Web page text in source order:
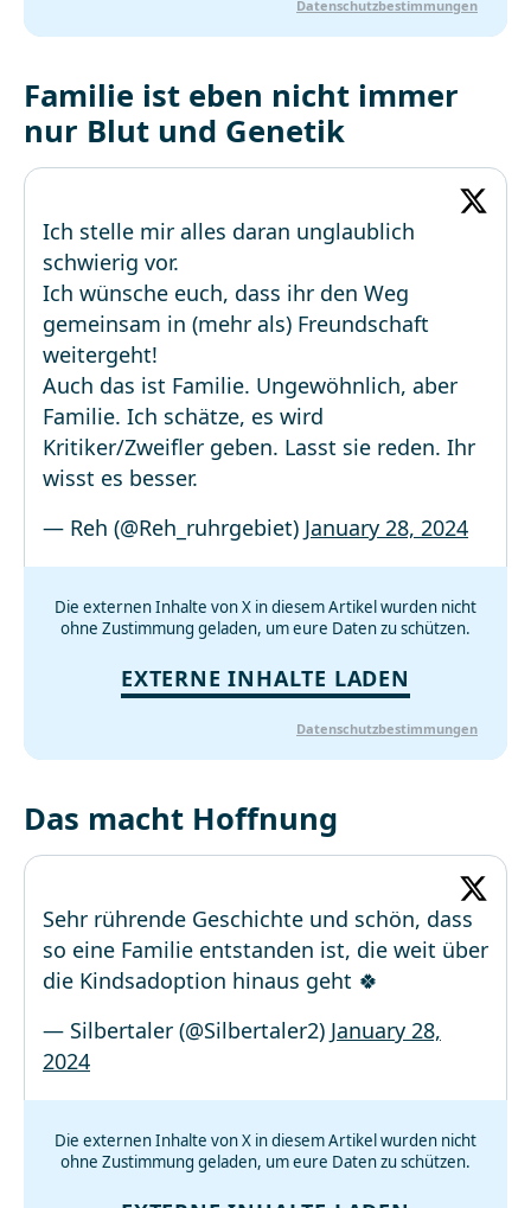
Datenschutzbestimmungen
Familie ist eben nicht immer
nur Blut und Genetik
Ich stelle mir alles daran unglaublich
schwierig vor.
Ich wünsche euch, dass ihr den Weg
gemeinsam in (mehr als) Freundschaft
weitergeht!
Auch das ist Familie. Ungewöhnlich, aber
Familie. Ich schätze, es wird
Kritiker/Zweifler geben. Lasst sie reden. Ihr
wisst es besser.
— Reh (@Reh_ruhrgebiet) January 28, 2024
Die externen Inhalte von X in diesem Artikel wurden nicht
ohne Zustimmung geladen, um eure Daten zu schützen.
EXTERNE INHALTE LADEN
Datenschutzbestimmungen
Das macht Hoffnung
Sehr rührende Geschichte und schön, dass
so eine Familie entstanden ist, die weit über
die Kindsadoption hinaus geht 🍀
— Silbertaler (@Silbertaler2) January 28,
2024
Die externen Inhalte von X in diesem Artikel wurden nicht
ohne Zustimmung geladen, um eure Daten zu schützen.